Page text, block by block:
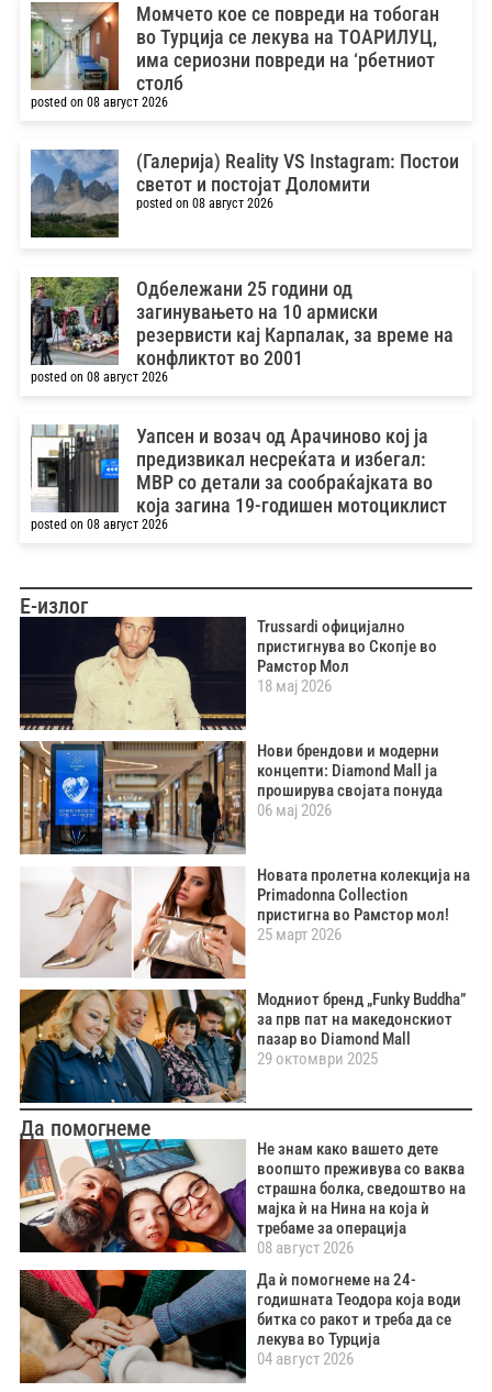
Момчето кое се повреди на тобоган
во Турција се лекува на ТОАРИЛУЦ,
има сериозни повреди на ‘рбетниот
столб
posted on 08 август 2026
(Галерија) Reality VS Instagram: Постои
светот и постојат Доломити
posted on 08 август 2026
Одбележани 25 години од
загинувањето на 10 армиски
резервисти кај Карпалак, за време на
конфликтот во 2001
posted on 08 август 2026
Уапсен и возач од Арачиново кој ја
предизвикал несреќата и избегал:
МВР со детали за сообраќајката во
која загина 19-годишен мотоциклист
posted on 08 август 2026
Е-излог
Trussardi официјално
пристигнува во Скопје во
Рамстор Мол
18 мај 2026
Нови брендови и модерни
концепти: Diamond Mall ја
проширува својата понуда
06 мај 2026
Новата пролетна колекција на
Primadonna Collection
пристигна во Рамстор мол!
25 март 2026
Модниот бренд „Funky Buddha”
за прв пат на македонскиот
пазар во Diamond Mall
29 октомври 2025
Да помогнеме
Не знам како вашето дете
воопшто преживува со ваква
страшна болка, сведоштво на
мајка ѝ на Нина на која ѝ
требаме за операција
08 август 2026
Да ѝ помогнеме на 24-
годишната Теодора која води
битка со ракот и треба да се
лекува во Турција
04 август 2026